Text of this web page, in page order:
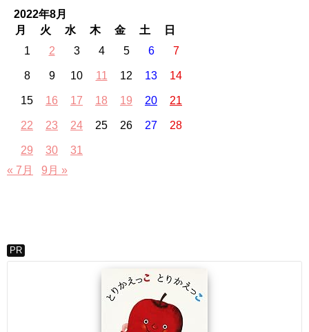
2022年8月
月
火 水 木 金 土
日
1
2 3 4 5 6 7
8 9 10 11 12 13 14
15 16 17 18 19 20 21
22 23 24 25 26 27 28
29 30
31
« 7月
9月 »
PR